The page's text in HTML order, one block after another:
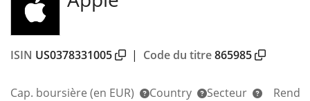
ISIN US0378331005 | Code du titre865985
Cap. boursière (en EUR)
Country
Secteur